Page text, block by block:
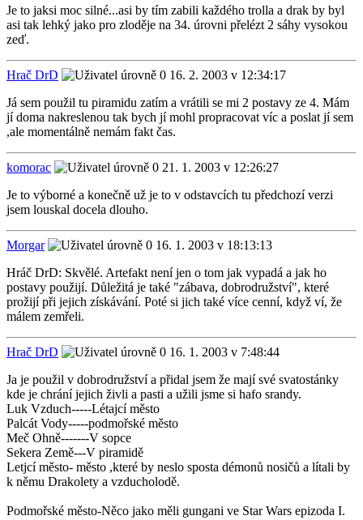
Je to jaksi moc silné...asi by tím zabili každého trolla a drak by byl
asi tak lehký jako pro zloděje na 34. úrovni přelézt 2 sáhy vysokou
zeď.
Hrač DrD
16. 2. 2003 v 12:34:17
Já sem použil tu piramidu zatím a vrátili se mi 2 postavy ze 4. Mám
jí doma nakreslenou tak bych jí mohl propracovat víc a poslat jí sem
,ale momentálně nemám fakt čas.
komorac
21. 1. 2003 v 12:26:27
Je to výborné a konečně už je to v odstavcích tu předchozí verzi
jsem louskal docela dlouho.
Morgar
16. 1. 2003 v 18:13:13
Hráč DrD: Skvělé. Artefakt není jen o tom jak vypadá a jak ho
postavy použijí. Důležitá je také "zábava, dobrodružství", které
prožijí při jejich získávání. Poté si jich také více cenní, když ví, že
málem zemřeli.
Hrač DrD
16. 1. 2003 v 7:48:44
Ja je použil v dobrodružství a přidal jsem že mají své svatostánky
kde je chrání jejich živli a pasti a užili jsme si hafo srandy.
Luk Vzduch-----Létajcí město
Palcát Vody-----podmořské město
Meč Ohně-------V sopce
Sekera Země---V piramidě
Letjcí město- město ,které by neslo sposta démonů nosičů a lítali by
k němu Drakolety a vzducholodě.
Podmořské město-Něco jako měli gungani ve Star Wars epizoda I.